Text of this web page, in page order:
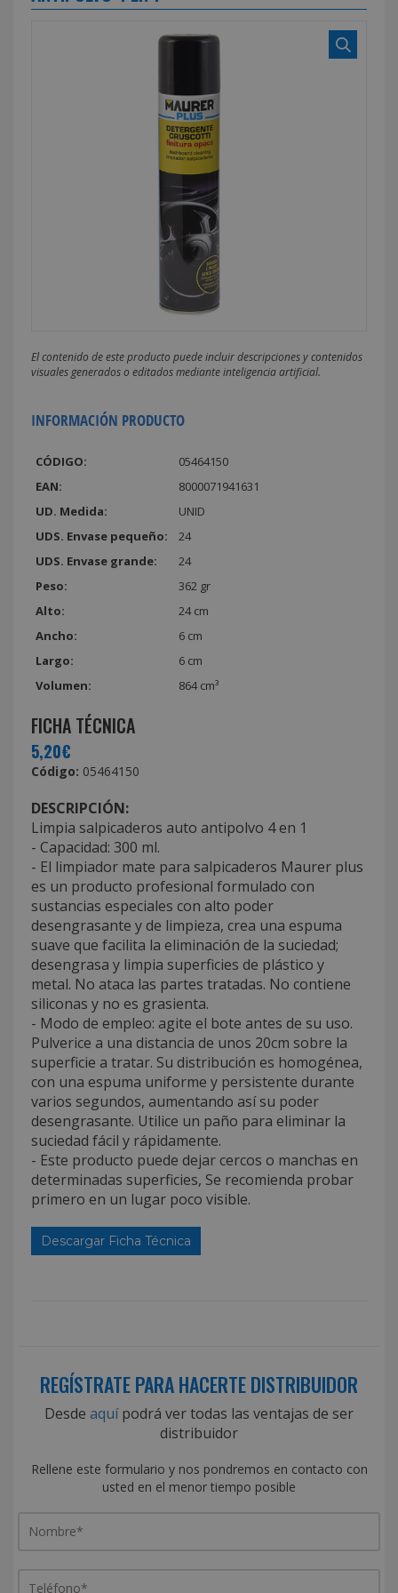
El contenido de este producto puede incluir descripciones y contenidos
visuales generados o editados mediante inteligencia artificial.
INFORMACIÓN PRODUCTO
CÓDIGO:
05464150
EAN:
8000071941631
UD. Medida:
UNID
UDS. Envase pequeño:
24
UDS. Envase grande:
24
Peso:
362 gr
Alto:
24 cm
Ancho:
6 cm
Largo:
6 cm
Volumen:
864 cm³
FICHA TÉCNICA
5,20€
Código: 05464150
DESCRIPCIÓN:
Limpia salpicaderos auto antipolvo 4 en 1
- Capacidad: 300 ml.
- El limpiador mate para salpicaderos Maurer plus
es un producto profesional formulado con
sustancias especiales con alto poder
desengrasante y de limpieza, crea una espuma
suave que facilita la eliminación de la suciedad;
desengrasa y limpia superficies de plástico y
metal. No ataca las partes tratadas. No contiene
siliconas y no es grasienta.
- Modo de empleo: agite el bote antes de su uso.
Pulverice a una distancia de unos 20cm sobre la
superficie a tratar. Su distribución es homogénea,
con una espuma uniforme y persistente durante
varios segundos, aumentando así su poder
desengrasante. Utilice un paño para eliminar la
suciedad fácil y rápidamente.
- Este producto puede dejar cercos o manchas en
determinadas superficies, Se recomienda probar
primero en un lugar poco visible.
Descargar Ficha Técnica
REGÍSTRATE PARA HACERTE DISTRIBUIDOR
Desde aquípodrá ver todas las ventajas de ser
distribuidor
Rellene este formulario y nos pondremos en contacto con
usted en el menor tiempo posible